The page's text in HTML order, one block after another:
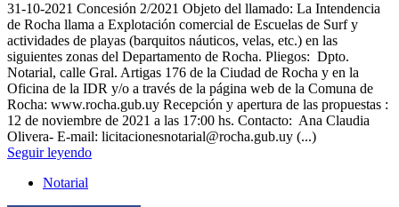
31-10-2021 Concesión 2/2021 Objeto del llamado: La Intendencia
de Rocha llama a Explotación comercial de Escuelas de Surf y
actividades de playas (barquitos náuticos, velas, etc.) en las
siguientes zonas del Departamento de Rocha. Pliegos: Dpto.
Notarial, calle Gral. Artigas 176 de la Ciudad de Rocha y en la
Oficina de la IDR y/o a través de la página web de la Comuna de
Rocha: www.rocha.gub.uy Recepción y apertura de las propuestas :
12 de noviembre de 2021 a las 17:00 hs. Contacto: Ana Claudia
Olivera- E-mail: licitacionesnotarial@rocha.gub.uy (...)
Seguir leyendo
Notarial